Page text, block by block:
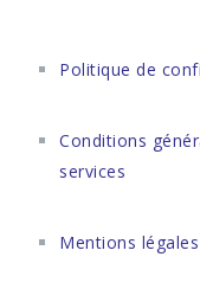
Politique de
Conditions
services
Mentions légales